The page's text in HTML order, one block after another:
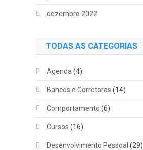
dezembro 2022
TODAS AS CATEGORIAS
Agenda (4)
Bancos e Corretoras (14)
Comportamento (6)
Cursos (16)
Desenvolvimento Pessoal (29)